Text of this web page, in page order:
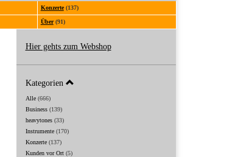
Konzerte(137)
Über(91)
Hier gehts zum Webshop
Kategorien
Alle(666)
Business(139)
heavytones(33)
Instrumente(170)
Konzerte(137)
Kunden vor Ort(5)